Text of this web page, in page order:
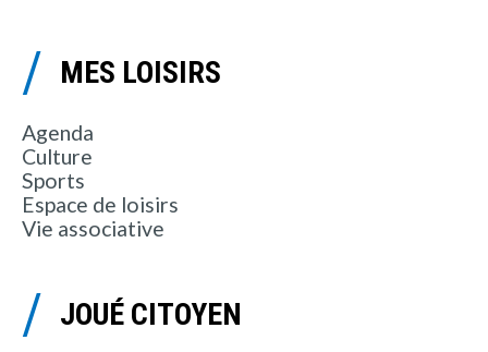
MES LOISIRS
Agenda
Culture
Sports
Espace de loisirs
Vie associative
JOUÉ CITOYEN